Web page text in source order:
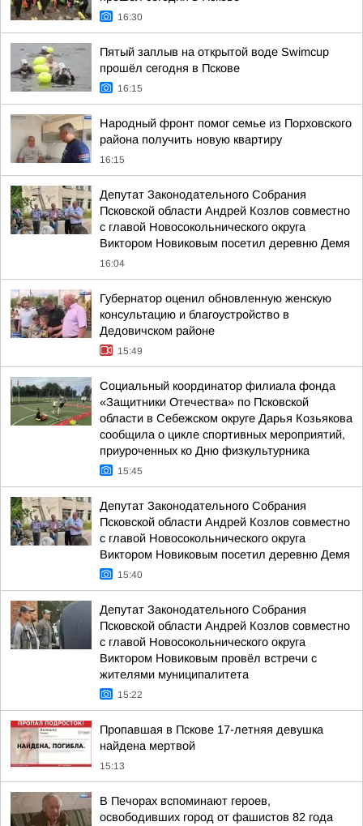
16:30
Пятый заплыв на открытой воде Swimcup
прошёл сегодня в Пскове
16:15
Народный фронт помог семье из Порховского
района получить новую квартиру
16:15
Депутат Законодательного Собрания
Псковской области Андрей Козлов совместно
с главой Новосокольнического округа
Виктором Новиковым посетил деревню Демя
16:04
Губернатор оценил обновленную женскую
консультацию и благоустройство в
Дедовичском районе
15:49
Социальный координатор филиала фонда
«Защитники Отечества» по Псковской
области в Себежском округе Дарья Козьякова
сообщила о цикле спортивных мероприятий,
приуроченных ко Дню физкультурника
15:45
Депутат Законодательного Собрания
Псковской области Андрей Козлов совместно
с главой Новосокольнического округа
Виктором Новиковым посетил деревню Демя
15:40
Депутат Законодательного Собрания
Псковской области Андрей Козлов совместно
с главой Новосокольнического округа
Виктором Новиковым провёл встречи с
жителями муниципалитета
15:22
Пропавшая в Пскове 17-летняя девушка
найдена мертвой
15:13
В Печорах вспоминают героев,
освободивших город от фашистов 82 года